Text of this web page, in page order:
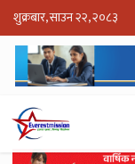
शुक्रबार, साउन २२, २०८३